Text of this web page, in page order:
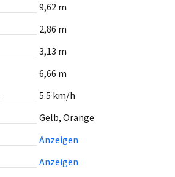
9,62 m
2,86 m
3,13 m
6,66 m
5.5 km/h
Gelb, Orange
Anzeigen
Anzeigen